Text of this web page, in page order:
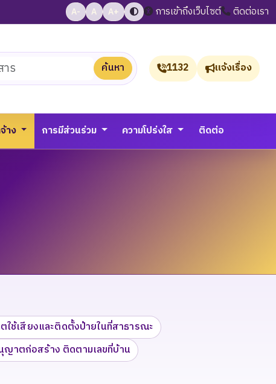
A- A A+ การเข้าถึงเว็บไซต์ ติดต่อเรา
ค้นหา 1132 แจ้งเรื่อง
าง การมีส่วนร่วม ความโปร่งใส ติดต่อ
ช้เสียงและติดตั้งป้ายในที่สาธารณะ
ญาตก่อสร้าง ติดตามเลขที่บ้าน